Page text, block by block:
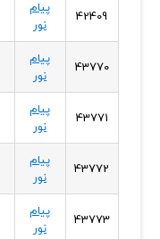
42409
پیام
نور
43770
پیام
نور
43771
پیام
نور
43772
پیام
نور
43773
پیام
نور